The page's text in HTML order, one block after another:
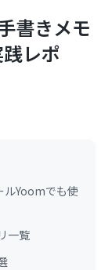
書きメモ
レポ
ルYoomでも使
一覧